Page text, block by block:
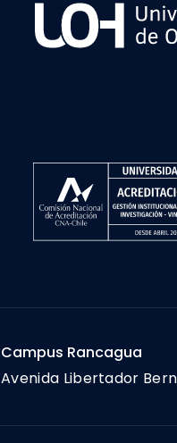
Campus Rancagua
Avenida Libertador